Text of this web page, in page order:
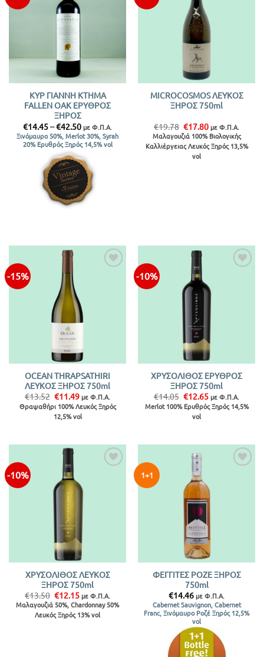
ΚΥΡ ΓΙΑΝΝΗ ΚΤΗΜΑ
FALLEN OAK ΕΡΥΘΡΟΣ
ΞΗΡΟΣ
€14.45–€42.50Price
range:
€14.45
through
€42.50
με Φ.Π.Α.
Ξινόμαυρο 50%, Μerlot 30%, Syrah
20% Ερυθρός Ξηρός 14,5% vol
MICROCOSMOS ΛΕΥΚΟΣ
ΞΗΡΟΣ 750ml
€19.78 Original
price
was:
€19.78.
€17.80Η
τρέχουσα
τιμή
είναι:
με Φ.Π.Α.
Μαλαγουζιά 100% Βιολογικής
Καλλιέργειας Λευκός Ξηρός 13,5%
vol
-15%
OCEAN THRAPSATHIRI
ΛΕΥΚΟΣ ΞΗΡΟΣ 750ml
€13.52 Original
price
was:
€13.52.
€11.49Η
τρέχουσα
τιμή
είναι:
με Φ.Π.Α.
Θραψαθήρι 100% Λευκός Ξηρός
12,5% vol
-10%
ΧΡΥΣΟΛΙΘΟΣ ΕΡΥΘΡΟΣ
ΞΗΡΟΣ 750ml
€14.05 Original
price
was:
€14.05.
€12.65Η
τρέχουσα
τιμή
με Φ.Π.Α.
Merlot 100% Ερυθρός Ξηρός 14,5%
vol
-10%
ΧΡΥΣΟΛΙΘΟΣ ΛΕΥΚΟΣ
ΞΗΡΟΣ 750ml
€13.50 Original
price
was:
€13.50.
€12.15Η
τρέχουσα
τιμή
είναι:
με Φ.Π.Α.
Μαλαγουζιά 50%, Chardonnay 50%
Λευκός Ξηρός 13% vol
1+1
ΦΕΓΓΙΤΕΣ ΡΟΖΕ ΞΗΡΟΣ
750ml
€14.46 με Φ.Π.Α.
Cabernet Sauvignon, Cabernet
Franc, Ξινόμαυρο Ροζέ Ξηρός 12,5%
vol